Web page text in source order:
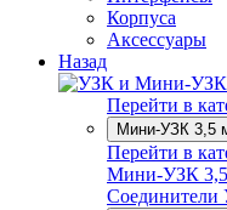
Корпуса
Аксессуары
Назад
Перейти в
Мини-УЗК 3,5
Перейти в
Мини-УЗК 3,5
Соединители